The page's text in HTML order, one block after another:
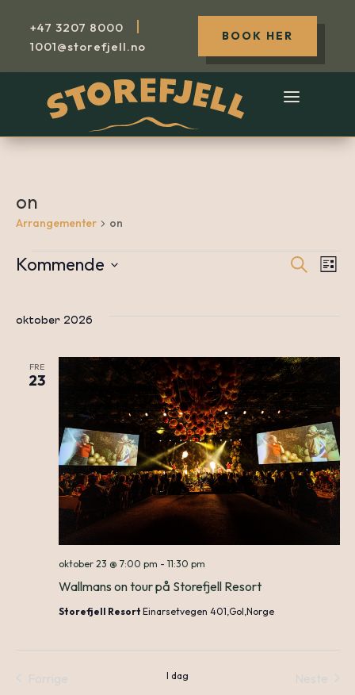
+47 3207 8000 |
1001@storefjell.no
BOOK HER
on
Arrangementer on
Arrangementer
Søk Liste
Kommende
oktober 2026
FRE
23
Wallmans on tour på Storefjell Resort
oktober 23 @ 7:00 pm - 11:30 pm
Storefjell Resort Einarsetvegen 401,Gol,Norge
I dag